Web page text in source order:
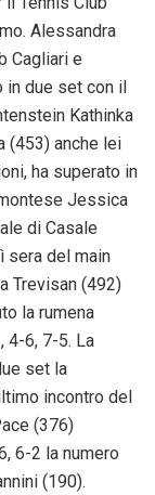
Alessandra
Cagliari e
in due set con il
Kathinka
(453) anche lei
ha superato in
Jessica
di Casale
sera del main
Trevisan (492)
la rumena
4-6, 7-5. La
set la
incontro del
(376)
6-2 la numero
(190).